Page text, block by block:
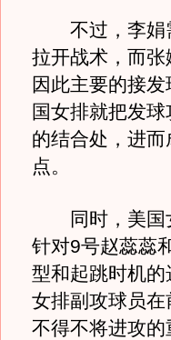
不过，李娟需
拉开战术，而
因此主要的接
国女排就把发
的结合处，进
点。
同时，美国女
针对9号赵蕊蕊
型和起跳时机
女排副攻球员
不得不将进攻